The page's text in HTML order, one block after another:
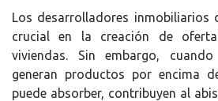
Los desarrolladores inmobiliarios
crucial en la creación de
viviendas. Sin embargo,
generan productos por encima
puede absorber, contribuyen al